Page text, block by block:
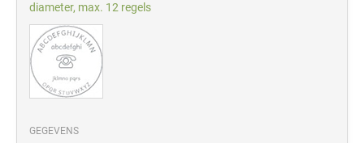
diameter, max. 12 regels
GEGEVENS